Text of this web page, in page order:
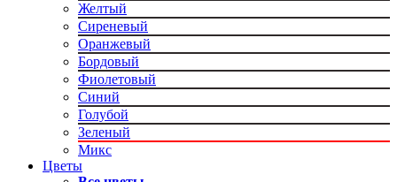
Желтый
Сиреневый
Оранжевый
Бордовый
Фиолетовый
Синий
Голубой
Зеленый
Микс
Цветы